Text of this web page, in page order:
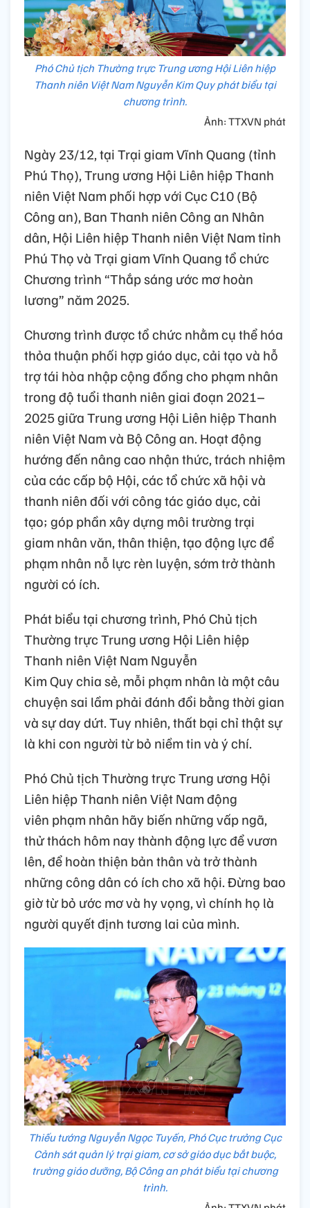
Phó Chủ tịch Thường trực Trung ương Hội Liên hiệp
Thanh niên Việt Nam Nguyễn Kim Quy phát biểu tại
chương trình.
Ảnh: TTXVN phát
Ngày 23/12, tại Trại giam Vĩnh Quang (tỉnh
Phú Thọ), Trung ương Hội Liên hiệp Thanh
niên Việt Nam phối hợp với Cục C10 (Bộ
Công an), Ban Thanh niên Công an Nhân
dân, Hội Liên hiệp Thanh niên Việt Nam tỉnh
Phú Thọ và Trại giam Vĩnh Quang tổ chức
Chương trình “Thắp sáng ước mơ hoàn
lương” năm 2025.
Chương trình được tổ chức nhằm cụ thể hóa
thỏa thuận phối hợp giáo dục, cải tạo và hỗ
trợ tái hòa nhập cộng đồng cho phạm nhân
trong độ tuổi thanh niên giai đoạn 2021–
2025 giữa Trung ương Hội Liên hiệp Thanh
niên Việt Nam và Bộ Công an. Hoạt động
hướng đến nâng cao nhận thức, trách nhiệm
của các cấp bộ Hội, các tổ chức xã hội và
thanh niên đối với công tác giáo dục, cải
tạo; góp phần xây dựng môi trường trại
giam nhân văn, thân thiện, tạo động lực để
phạm nhân nỗ lực rèn luyện, sớm trở thành
người có ích.
Phát biểu tại chương trình, Phó Chủ tịch
Thường trực Trung ương Hội Liên hiệp
Thanh niên Việt Nam Nguyễn
Kim Quy chia sẻ, mỗi phạm nhân là một câu
chuyện sai lầm phải đánh đổi bằng thời gian
và sự day dứt. Tuy nhiên, thất bại chỉ thật sự
là khi con người từ bỏ niềm tin và ý chí.
Phó Chủ tịch Thường trực Trung ương Hội
Liên hiệp Thanh niên Việt Nam động
viên phạm nhân hãy biến những vấp ngã,
thử thách hôm nay thành động lực để vươn
lên, để hoàn thiện bản thân và trở thành
những công dân có ích cho xã hội. Đừng bao
giờ từ bỏ ước mơ và hy vọng, vì chính họ là
người quyết định tương lai của mình.
Thiếu tướng Nguyễn Ngọc Tuyến, Phó Cục trưởng Cục
Cảnh sát quản lý trại giam, cơ sở giáo dục bắt buộc,
trường giáo dưỡng, Bộ Công an phát biểu tại chương
trình.